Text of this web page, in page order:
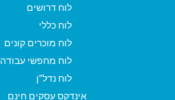
לוח דרושים
לוח כללי
לוח מוכרים קונים
לוח מחפשי עבודה
לוח נדל"ן
אינדקס עסקים חינם